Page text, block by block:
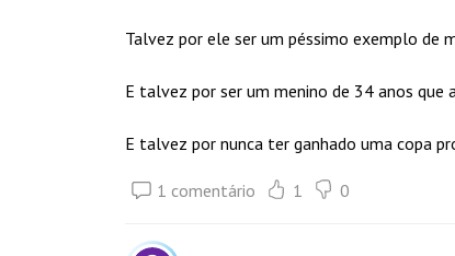
Talvez por ele ser um péssimo exemplo de
E talvez por ser um menino de 34 anos que
E talvez por nunca ter ganhado uma copa
1 comentário 1 0